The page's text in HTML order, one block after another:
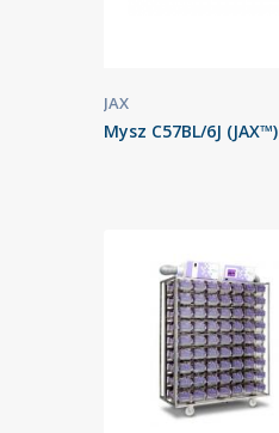
JAX
Mysz C57BL/6J (JAX™)